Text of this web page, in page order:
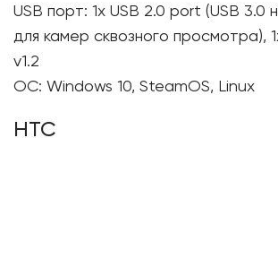
USB порт: 1x USB 2.0 port (USB 3.0
для камер сквозного просмотра),
v1.2
ОС: Windows 10, SteamOS, Linux
HTC